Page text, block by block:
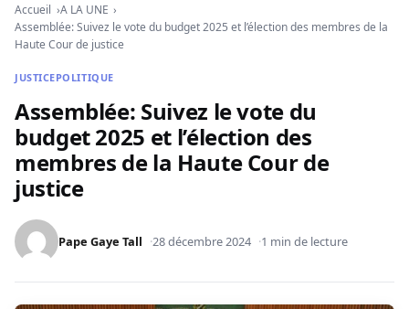
Accueil
A LA UNE
Assemblée: Suivez le vote du budget 2025 et l’élection des membres de la
Haute Cour de justice
JUSTICEPOLITIQUE
Assemblée: Suivez le vote du
budget 2025 et l’élection des
membres de la Haute Cour de
justice
Pape Gaye Tall 28 décembre 2024 1 min de lecture